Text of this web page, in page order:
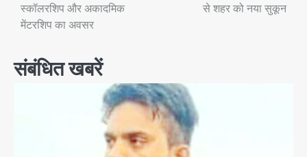
स्कॉलरशिप और अकादमिक
मेंटरशिप का अवसर
से शहर को नया सुकून
संबंधित खबरें